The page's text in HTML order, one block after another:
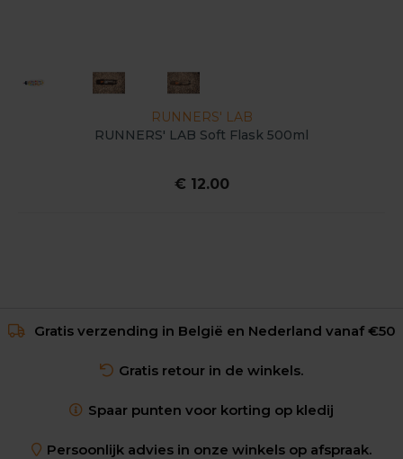
RUNNERS' LAB
RUNNERS' LAB Soft Flask 500ml
€ 12.00
Gratis verzending in België en Nederland vanaf €50
Gratis retour in de winkels.
Spaar punten voor korting op kledij
Persoonlijk advies in onze winkels op afspraak.